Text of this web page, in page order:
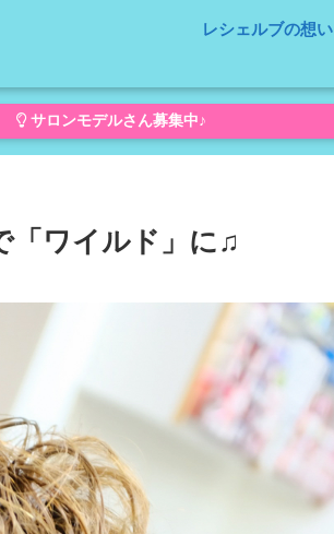
レシェルブの想い
サロンモデルさん募集中♪
「ワイルド」に♫